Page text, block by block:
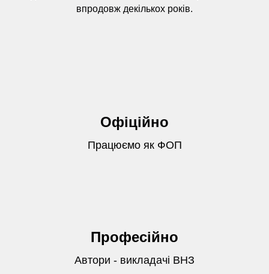
впродовж декількох років.
Офіційно
Працюємо як ФОП
Професійно
Автори - викладачі ВНЗ